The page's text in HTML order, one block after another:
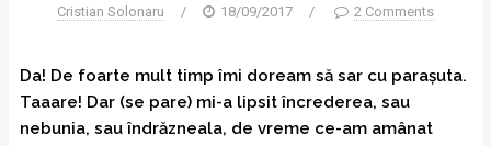
Cristian Solonaru / 18/09/2017 / 2 Comments
Da! De foarte mult timp îmi doream să sar cu parașuta.
Taaare! Dar (se pare) mi-a lipsit încrederea, sau
nebunia, sau îndrăzneala, de vreme ce-am amânat